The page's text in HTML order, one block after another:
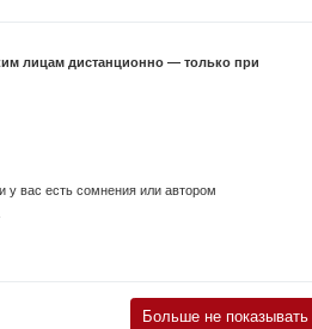
"Снайпер", г. Нижний
"Снайпер", г. Нижний
лицам дистанционно — только при
у вас есть сомнения или автором
Больше не показывать
Липецкая